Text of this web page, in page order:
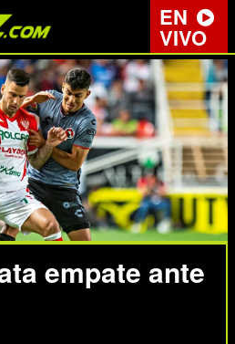
EN
VIVO
empate ante